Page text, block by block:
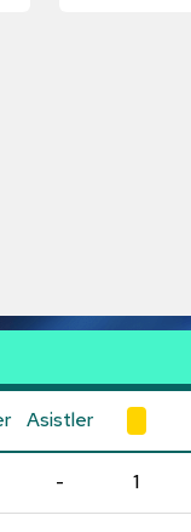
Asistler
- 1